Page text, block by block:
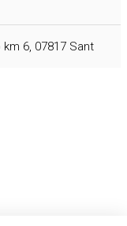
6, 07817 Sant